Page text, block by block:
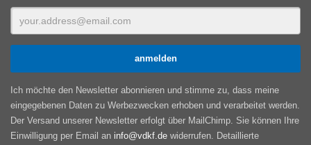
Ich möchte den Newsletter abonnieren und stimme zu, dass meine
eingegebenen Daten zu Werbezwecken erhoben und verarbeitet werden.
Der Versand unserer Newsletter erfolgt über MailChimp. Sie können Ihre
Einwilligung per Email an info@vdkf.de widerrufen. Detaillierte